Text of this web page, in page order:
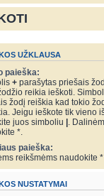
UŽKLAUSA
paieška:
+ parašytas priešais
reikia ieškoti.
žodį reiškia kad tokio
Jeigu ieškote tik vieno
juos simboliu .
*.
paieška:
reikšmėms naudokite
NUSTATYMAI